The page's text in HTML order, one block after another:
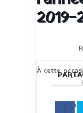
2019-
À cette